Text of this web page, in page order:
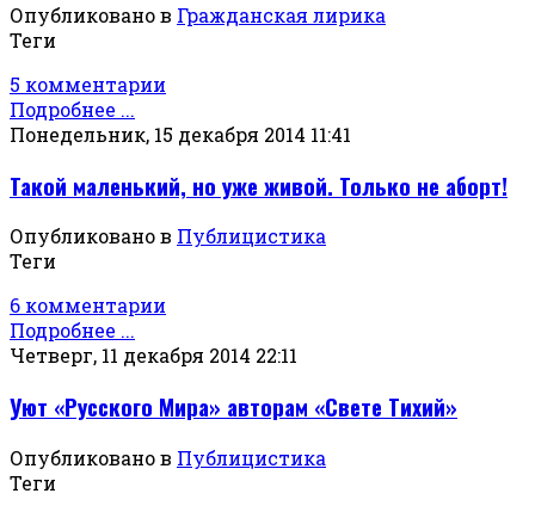
Опубликовано в Гражданская лирика
Теги
5 комментарии
Подробнее ...
Понедельник, 15 декабря 2014 11:41
Такой маленький, но уже живой. Только не аборт!
Опубликовано в Публицистика
Теги
6 комментарии
Подробнее ...
Четверг, 11 декабря 2014 22:11
Уют «Русского Мира» авторам «Свете Тихий»
Опубликовано в Публицистика
Теги